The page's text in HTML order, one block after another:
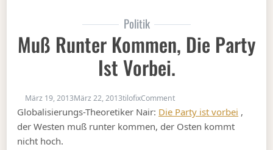
Politik
Muß Runter Kommen, Die Party
Ist Vorbei.
März 19, 2013März 22, 2013tilofixCommenton Muß runter kommen,
Globalisierungs-Theoretiker Nair: Die Party ist vorbei ,
der Westen muß runter kommen, der Osten kommt
nicht hoch.